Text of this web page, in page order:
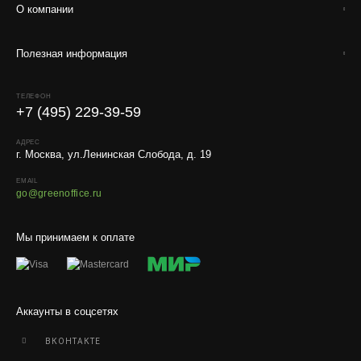
О компании
Полезная информация
Мы принимаем к оплате
Аккаунты в соцсетях
ВКОНТАКТЕ
ТЕЛЕФОН
+7 (495) 229-39-59
АДРЕС
г. Москва, ул.Ленинская Слобода, д. 19
EMAIL
go@greenoffice.ru